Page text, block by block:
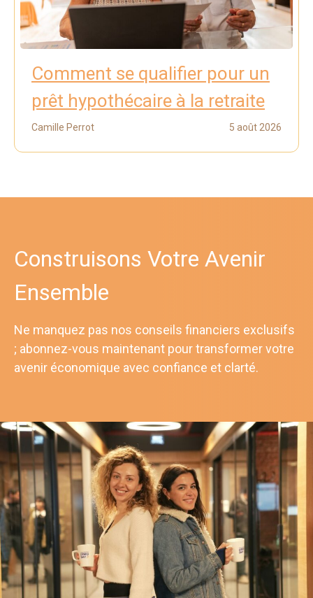
Comment se qualifier pour un
prêt hypothécaire à la retraite
Camille Perrot 5 août 2026
Construisons Votre Avenir
Ensemble
Ne manquez pas nos conseils financiers exclusifs
; abonnez-vous maintenant pour transformer votre
avenir économique avec confiance et clarté.